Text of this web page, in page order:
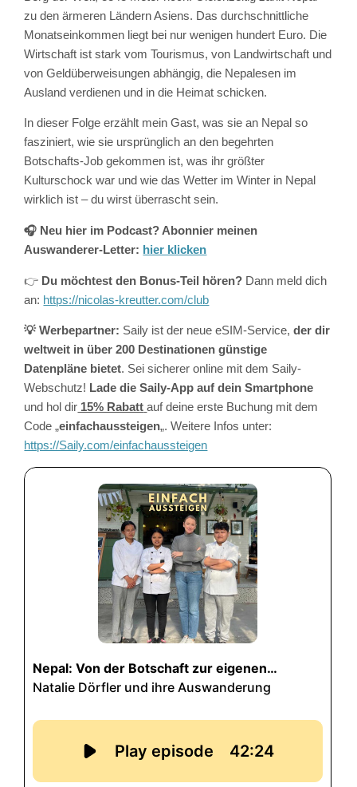
zu den ärmeren Ländern Asiens. Das durchschnittliche
Monatseinkommen liegt bei nur wenigen hundert Euro. Die
Wirtschaft ist stark vom Tourismus, von Landwirtschaft und
von Geldüberweisungen abhängig, die Nepalesen im
Ausland verdienen und in die Heimat schicken.
In dieser Folge erzählt mein Gast, was sie an Nepal so
fasziniert, wie sie ursprünglich an den begehrten
Botschafts-Job gekommen ist, was ihr größter
Kulturschock war und wie das Wetter im Winter in Nepal
wirklich ist – du wirst überrascht sein.
🎧 Neu hier im Podcast? Abonnier meinen
Auswanderer-Letter: hier klicken
👉 Du möchtest den Bonus-Teil hören? Dann meld dich
an: https://nicolas-kreutter.com/club
💡 Werbepartner: Saily ist der neue eSIM-Service,der dir
weltweit in über 200 Destinationen günstige
Datenpläne bietet. Sei sicherer online mit dem Saily-
Webschutz! Lade die Saily-App auf dein Smartphone
und hol dir 15% Rabatt auf deine erste Buchung mit dem
Code „einfachaussteigen„. Weitere Infos unter:
https://Saily.com/einfachaussteigen